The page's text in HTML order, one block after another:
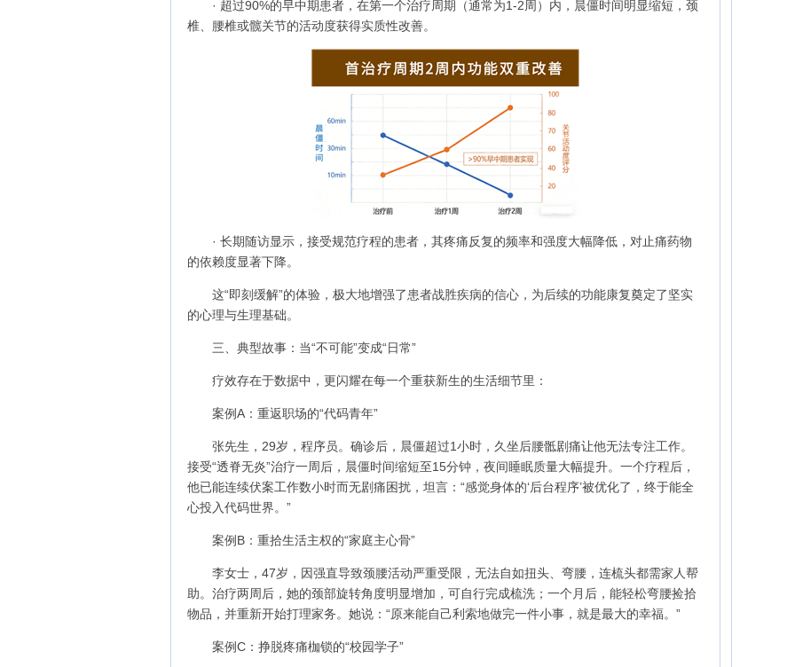
· 超过90%的早中期患者，在第一个治疗周期（通常为1-2周）内，晨僵时间明显缩短，颈
椎、腰椎或髋关节的活动度获得实质性改善。
· 长期随访显示，接受规范疗程的患者，其疼痛反复的频率和强度大幅降低，对止痛药物
的依赖度显著下降。
这“即刻缓解”的体验，极大地增强了患者战胜疾病的信心，为后续的功能康复奠定了坚实
的心理与生理基础。
三、典型故事：当“不可能”变成“日常”
疗效存在于数据中，更闪耀在每一个重获新生的生活细节里：
案例A：重返职场的“代码青年”
张先生，29岁，程序员。确诊后，晨僵超过1小时，久坐后腰骶剧痛让他无法专注工作。
接受“透脊无炎”治疗一周后，晨僵时间缩短至15分钟，夜间睡眠质量大幅提升。一个疗程后，
他已能连续伏案工作数小时而无剧痛困扰，坦言：“感觉身体的‘后台程序’被优化了，终于能全
心投入代码世界。”
案例B：重拾生活主权的“家庭主心骨”
李女士，47岁，因强直导致颈腰活动严重受限，无法自如扭头、弯腰，连梳头都需家人帮
助。治疗两周后，她的颈部旋转角度明显增加，可自行完成梳洗；一个月后，能轻松弯腰捡拾
物品，并重新开始打理家务。她说：“原来能自己利索地做完一件小事，就是最大的幸福。”
案例C：挣脱疼痛枷锁的“校园学子”